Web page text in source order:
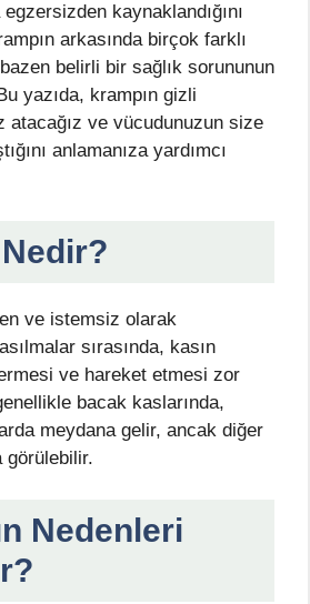
kaynaklandığını
arkasında birçok farklı
belirli bir sağlık sorununun
yazıda, krampın gizli
atacağız ve vücudunuzun size
anlamanıza yardımcı
ve istemsiz olarak
sırasında, kasın
ve hareket etmesi zor
bacak kaslarında,
meydana gelir, ancak diğer
görülebilir.
Nedenleri